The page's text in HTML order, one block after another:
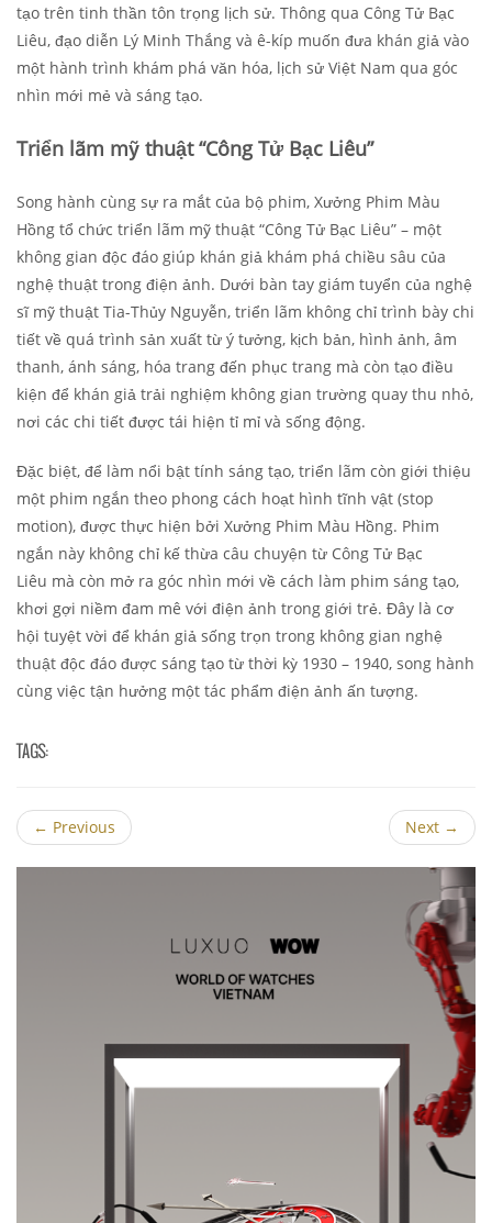
tạo trên tinh thần tôn trọng lịch sử. Thông qua Công Tử Bạc
Liêu, đạo diễn Lý Minh Thắng và ê-kíp muốn đưa khán giả vào
một hành trình khám phá văn hóa, lịch sử Việt Nam qua góc
nhìn mới mẻ và sáng tạo.
Triển lãm mỹ thuật “Công Tử Bạc Liêu”
Song hành cùng sự ra mắt của bộ phim, Xưởng Phim Màu
Hồng tổ chức triển lãm mỹ thuật “Công Tử Bạc Liêu” – một
không gian độc đáo giúp khán giả khám phá chiều sâu của
nghệ thuật trong điện ảnh. Dưới bàn tay giám tuyển của nghệ
sĩ mỹ thuật Tia-Thủy Nguyễn, triển lãm không chỉ trình bày chi
tiết về quá trình sản xuất từ ý tưởng, kịch bản, hình ảnh, âm
thanh, ánh sáng, hóa trang đến phục trang mà còn tạo điều
kiện để khán giả trải nghiệm không gian trường quay thu nhỏ,
nơi các chi tiết được tái hiện tỉ mỉ và sống động.
Đặc biệt, để làm nổi bật tính sáng tạo, triển lãm còn giới thiệu
một phim ngắn theo phong cách hoạt hình tĩnh vật (stop
motion), được thực hiện bởi Xưởng Phim Màu Hồng. Phim
ngắn này không chỉ kế thừa câu chuyện từ Công Tử Bạc
Liêu mà còn mở ra góc nhìn mới về cách làm phim sáng tạo,
khơi gợi niềm đam mê với điện ảnh trong giới trẻ. Đây là cơ
hội tuyệt vời để khán giả sống trọn trong không gian nghệ
thuật độc đáo được sáng tạo từ thời kỳ 1930 – 1940, song hành
cùng việc tận hưởng một tác phẩm điện ảnh ấn tượng.
TAGS:
← Previous Next →